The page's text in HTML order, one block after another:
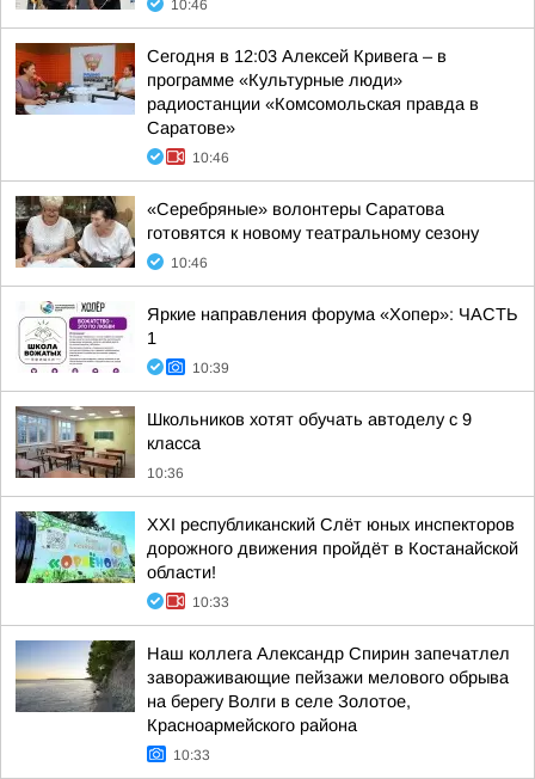
10:46
Сегодня в 12:03 Алексей Кривега – в
программе «Культурные люди»
радиостанции «Комсомольская правда в
Саратове»
10:46
«Серебряные» волонтеры Саратова
готовятся к новому театральному сезону
10:46
Яркие направления форума «Хопер»: ЧАСТЬ
1
10:39
Школьников хотят обучать автоделу с 9
класса
10:36
XXI республиканский Слёт юных инспекторов
дорожного движения пройдёт в Костанайской
области!
10:33
Наш коллега Александр Спирин запечатлел
завораживающие пейзажи мелового обрыва
на берегу Волги в селе Золотое,
Красноармейского района
10:33